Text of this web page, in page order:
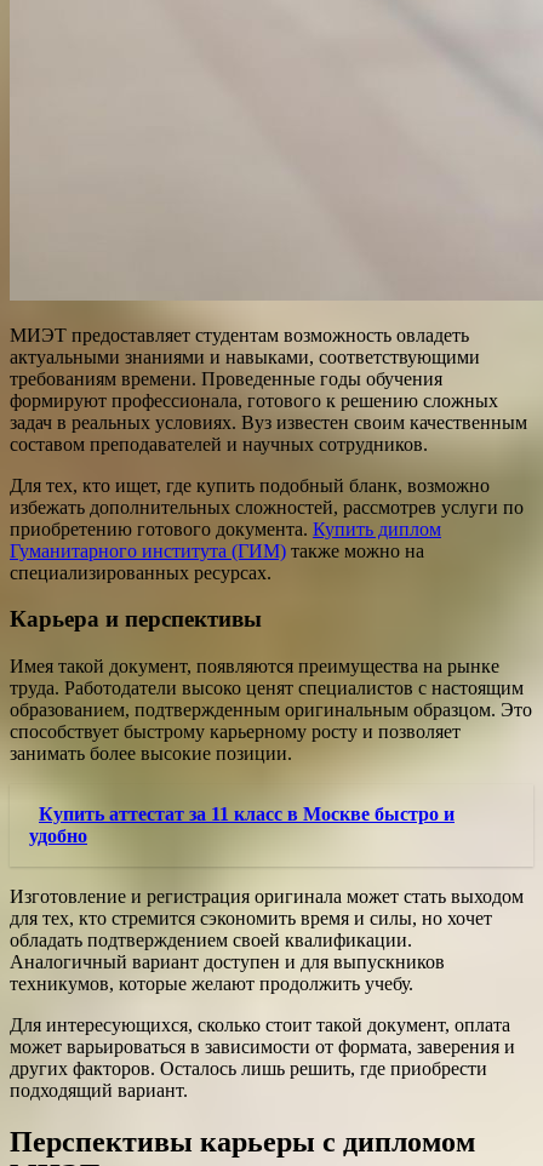
МИЭТ предоставляет студентам возможность овладеть
актуальными знаниями и навыками, соответствующими
требованиям времени. Проведенные годы обучения
формируют профессионала, готового к решению сложных
задач в реальных условиях. Вуз известен своим качественным
составом преподавателей и научных сотрудников.
Для тех, кто ищет, где купить подобный бланк, возможно
избежать дополнительных сложностей, рассмотрев услуги по
приобретению готового документа. Купить диплом
Гуманитарного института (ГИМ) также можно на
специализированных ресурсах.
Карьера и перспективы
Имея такой документ, появляются преимущества на рынке
труда. Работодатели высоко ценят специалистов с настоящим
образованием, подтвержденным оригинальным образцом. Это
способствует быстрому карьерному росту и позволяет
занимать более высокие позиции.
Купить аттестат за 11 класс в Москве быстро и
удобно
Изготовление и регистрация оригинала может стать выходом
для тех, кто стремится сэкономить время и силы, но хочет
обладать подтверждением своей квалификации.
Аналогичный вариант доступен и для выпускников
техникумов, которые желают продолжить учебу.
Для интересующихся, сколько стоит такой документ, оплата
может варьироваться в зависимости от формата, заверения и
других факторов. Осталось лишь решить, где приобрести
подходящий вариант.
Перспективы карьеры с дипломом